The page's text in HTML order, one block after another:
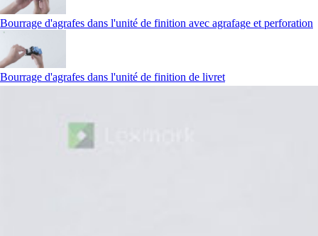
Bourrage d'agrafes dans l'unité de finition avec agrafage et perforation
Bourrage d'agrafes dans l'unité de finition de livret